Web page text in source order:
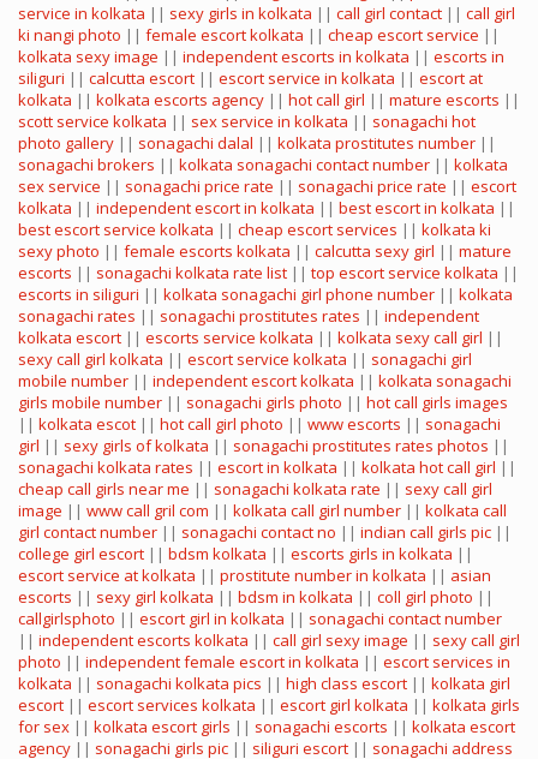
service in kolkata || sexy girls in kolkata || call girl contact || call girl
ki nangi photo || female escort kolkata || cheap escort service ||
kolkata sexy image || independent escorts in kolkata || escorts in
siliguri || calcutta escort || escort service in kolkata || escort at
kolkata || kolkata escorts agency || hot call girl || mature escorts ||
scott service kolkata || sex service in kolkata || sonagachi hot
photo gallery || sonagachi dalal || kolkata prostitutes number ||
sonagachi brokers || kolkata sonagachi contact number || kolkata
sex service || sonagachi price rate || sonagachi price rate || escort
kolkata || independent escort in kolkata || best escort in kolkata ||
best escort service kolkata || cheap escort services || kolkata ki
sexy photo || female escorts kolkata || calcutta sexy girl || mature
escorts || sonagachi kolkata rate list || top escort service kolkata ||
escorts in siliguri || kolkata sonagachi girl phone number || kolkata
sonagachi rates || sonagachi prostitutes rates || independent
kolkata escort || escorts service kolkata || kolkata sexy call girl ||
sexy call girl kolkata || escort service kolkata || sonagachi girl
mobile number || independent escort kolkata || kolkata sonagachi
girls mobile number || sonagachi girls photo || hot call girls images
|| kolkata escot || hot call girl photo || www escorts || sonagachi
girl || sexy girls of kolkata || sonagachi prostitutes rates photos ||
sonagachi kolkata rates || escort in kolkata || kolkata hot call girl ||
cheap call girls near me || sonagachi kolkata rate || sexy call girl
image || www call gril com || kolkata call girl number || kolkata call
girl contact number || sonagachi contact no || indian call girls pic ||
college girl escort || bdsm kolkata || escorts girls in kolkata ||
escort service at kolkata || prostitute number in kolkata || asian
escorts || sexy girl kolkata || bdsm in kolkata || coll girl photo ||
callgirlsphoto || escort girl in kolkata || sonagachi contact number
|| independent escorts kolkata || call girl sexy image || sexy call girl
photo || independent female escort in kolkata || escort services in
kolkata || sonagachi kolkata pics || high class escort || kolkata girl
escort || escort services kolkata || escort girl kolkata || kolkata girls
for sex || kolkata escort girls || sonagachi escorts || kolkata escort
agency || sonagachi girls pic || siliguri escort || sonagachi address